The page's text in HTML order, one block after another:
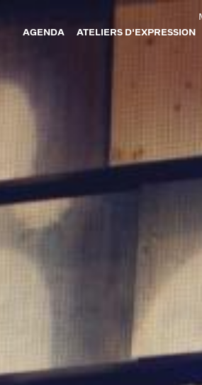
Aller au contenu
AGENDA
ATELIERS D'EXPRESSION